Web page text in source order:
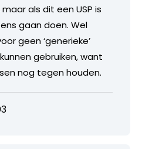
als dit een USP is
gaan doen. Wel
geen ‘generieke’
gebruiken, want
nog tegen houden.